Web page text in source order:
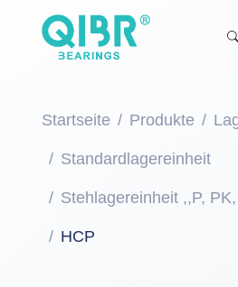
Startseite Produkte
Standardlagereinheit
Stehlagereinheit ,,P, PK,
HCP